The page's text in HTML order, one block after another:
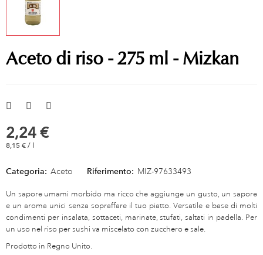
Aceto di riso - 275 ml - Mizkan
2,24 €
8,15 € / l
Categoria: Aceto Riferimento: MIZ-97633493
Un sapore umami morbido ma ricco che aggiunge un gusto, un sapore
e un aroma unici senza sopraffare il tuo piatto. Versatile e base di molti
condimenti per insalata, sottaceti, marinate, stufati, saltati in padella. Per
un uso nel riso per sushi va miscelato con zucchero e sale.
Prodotto in Regno Unito.